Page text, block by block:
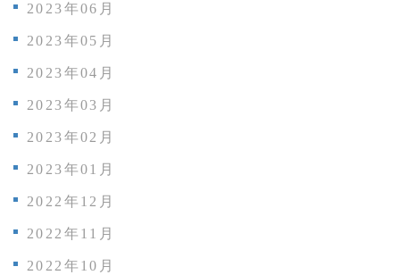
2023年06月
2023年05月
2023年04月
2023年03月
2023年02月
2023年01月
2022年12月
2022年11月
2022年10月